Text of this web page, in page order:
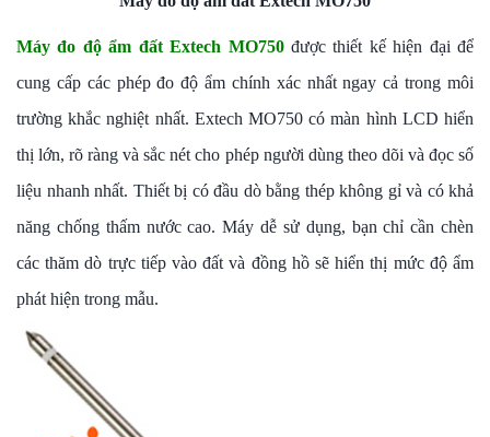
Máy đo độ ẩm đất Extech MO750được thiết kế hiện đại để
cung cấp các phép đo độ ẩm chính xác nhất ngay cả trong môi
trường khắc nghiệt nhất. Extech MO750 có màn hình LCD hiển
thị lớn, rõ ràng và sắc nét cho phép người dùng theo dõi và đọc số
liệu nhanh nhất. Thiết bị có đầu dò bằng thép không gỉ và có khả
năng chống thấm nước cao. Máy dễ sử dụng, bạn chỉ cần chèn
các thăm dò trực tiếp vào đất và đồng hồ sẽ hiển thị mức độ ẩm
phát hiện trong mẫu.